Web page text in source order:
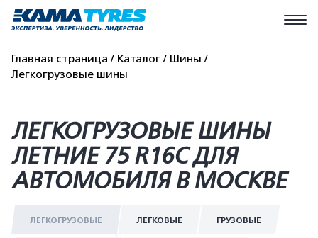
Главная страница Каталог
Шины
Легкогрузовые шины
ЛЕГКОГРУЗОВЫЕ ШИНЫ
ЛЕТНИЕ 75 R16C ДЛЯ
АВТОМОБИЛЯ В МОСКВЕ
ЛЕГКОГРУЗОВЫЕ ЛЕГКОВЫЕ ГРУЗОВЫЕ